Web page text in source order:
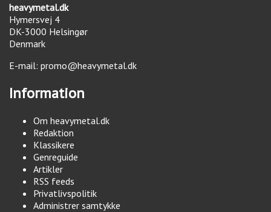
heavymetal.dk
Hymersvej 4
DK-3000 Helsingør
Denmark
E-mail: promo@heavymetal.dk
Information
Om heavymetal.dk
Redaktion
Klassikere
Genreguide
Artikler
RSS feeds
Privatlivspolitik
Administrer samtykke